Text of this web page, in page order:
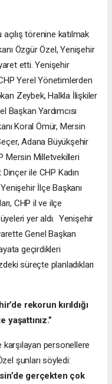
törenine katılmak
Özgür Özel, Yenişehir
etti. Yenişehir
Yerel Yönetimlerden
Zeybek, Halkla İlişkiler
Yardımcısı
Koral Ömür, Mersin
Adana Büyükşehir
Mersin Milletvekilleri
ile CHP Kadın
İlçe Başkanı
CHP il ve ilçe
yer aldı. Yenişehir
Genel Başkan
geçirdikleri
süreçte planladıkları
rekorun kırıldığı
personellere
şunları söyledi:
gerçekten çok